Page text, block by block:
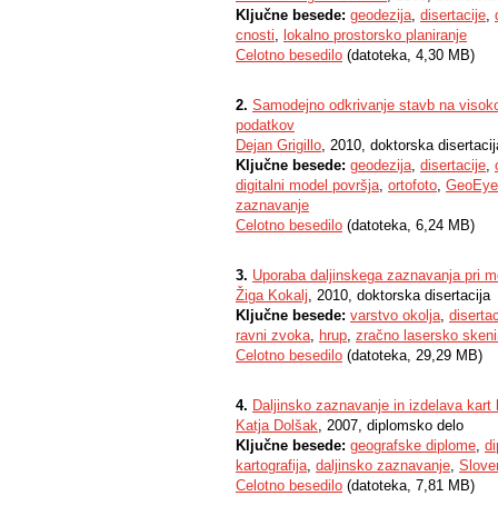
Ključne besede: geodezija, disertacije,
cnosti, lokalno prostorsko planiranje
Celotno besedilo (datoteka, 4,30 MB)
2. Samodejno odkrivanje stavb na
podatkov
Dejan Grigillo, 2010, doktorska
Ključne besede: geodezija, disertacije,
digitalni model površja, ortofoto,
zaznavanje
Celotno besedilo (datoteka, 6,24 MB)
3. Uporaba daljinskega zaznavanja pri
Žiga Kokalj, 2010, doktorska disertacija
Ključne besede: varstvo okolja,
ravni zvoka, hrup, zračno lasersko
Celotno besedilo (datoteka, 29,29 MB)
4. Daljinsko zaznavanje in izdelava
Katja Dolšak, 2007, diplomsko delo
Ključne besede: geografske diplome,
kartografija, daljinsko zaznavanje,
Celotno besedilo (datoteka, 7,81 MB)